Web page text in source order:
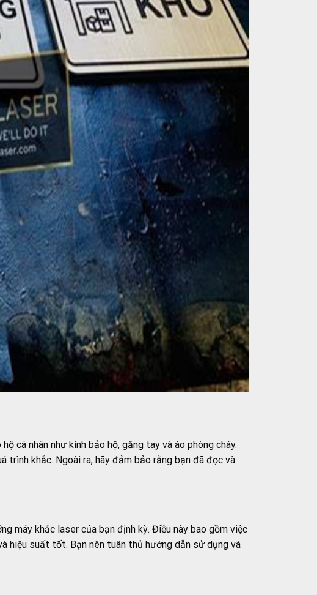
cá nhân như kính bảo hộ, găng tay và áo phòng cháy.
khắc. Ngoài ra, hãy đảm bảo rằng bạn đã đọc và
máy khắc laser của bạn định kỳ. Điều này bao gồm việc
hiệu suất tốt. Bạn nên tuân thủ hướng dẫn sử dụng và